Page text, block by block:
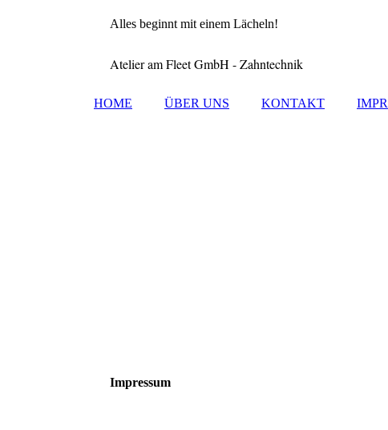
Alles beginnt mit einem Lächeln!
Atelier am Fleet GmbH - Zahntechnik
HOME ÜBER UNS KONTAKT
Impressum